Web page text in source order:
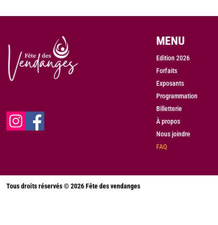
MENU
Edition 2026
Forfaits
Exposants
Programmation
Billetterie
À propos
Nous joindre
FAQ
Tous droits réservés © 2026 Fête des vendanges